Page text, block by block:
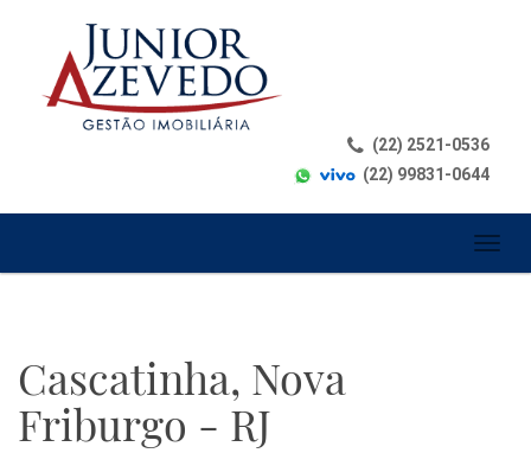
(22) 2521-0536
(22) 99831-0644
Cascatinha, Nova
Friburgo - RJ